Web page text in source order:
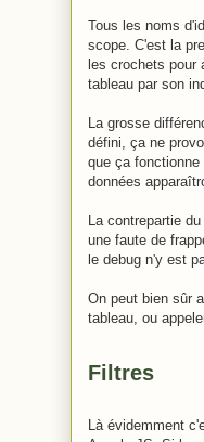
Tous les noms
scope. C'est la
les crochets pour
tableau par son
La grosse
défini, ça ne
que ça
données
La contrepartie
une faute de
le debug n'y est
On peut bien sûr
tableau, ou
Filtres
Là évidemment